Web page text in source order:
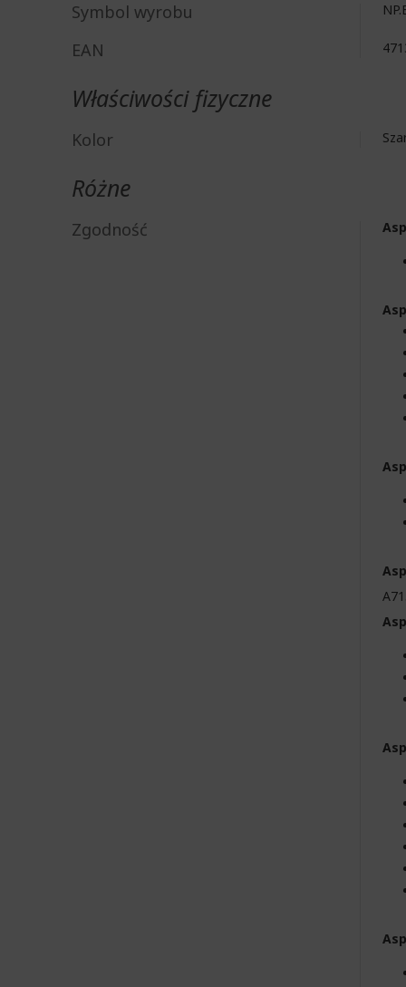
Symbol wyrobu
EAN
Właściwości fizyczne
Kolor
Różne
Zgodność